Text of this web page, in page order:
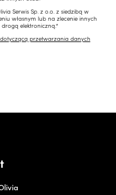
Serwis Sp. z o.o. z siedzibą w
własnym lub na zlecenie innych
elektroniczną.*
przetwarzania danych